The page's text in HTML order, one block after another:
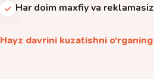
Har doim maxfiy va reklamasiz
Hayz davrini kuzatishni o‘rganing